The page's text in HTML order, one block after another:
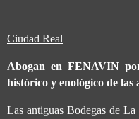
Ciudad Real
Abogan en FENAVIN
histórico y enológico de las
Las antiguas Bodegas de